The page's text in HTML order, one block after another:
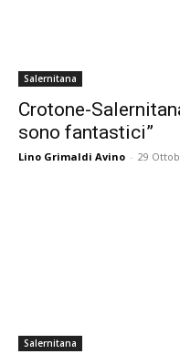
Salernitana
Crotone-
sono fantastici”
Lino Grimaldi Avino - 29
Salernitana